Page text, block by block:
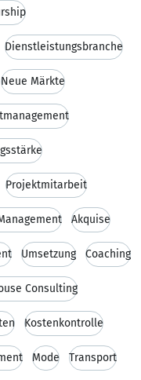
Dienstleistungsbranche
Neue Märkte
Projektmitarbeit
Akquise
Umsetzung Coaching
Consulting
Kostenkontrolle
Mode Transport